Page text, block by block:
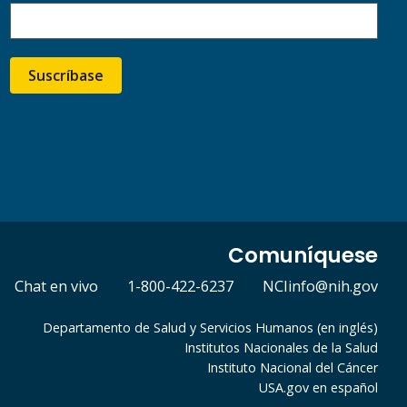
Suscríbase
Comuníquese
Chat en vivo 1-800-422-6237 NCIinfo@nih.gov
Departamento de Salud y Servicios Humanos (en inglés)
Institutos Nacionales de la Salud
Instituto Nacional del Cáncer
USA.gov en español